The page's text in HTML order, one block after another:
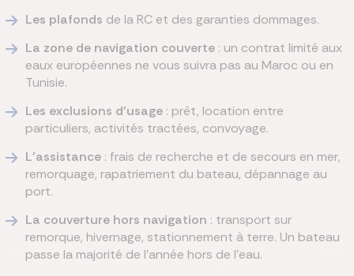
Les plafonds de la RC et des garanties dommages.
La zone de navigation couverte: un contrat limité aux
eaux européennes ne vous suivra pas au Maroc ou en
Tunisie.
Les exclusions d'usage: prêt, location entre
particuliers, activités tractées, convoyage.
L'assistance: frais de recherche et de secours en mer,
remorquage, rapatriement du bateau, dépannage au
port.
La couverture hors navigation : transport sur
remorque, hivernage, stationnement à terre. Un bateau
passe la majorité de l'année hors de l'eau.